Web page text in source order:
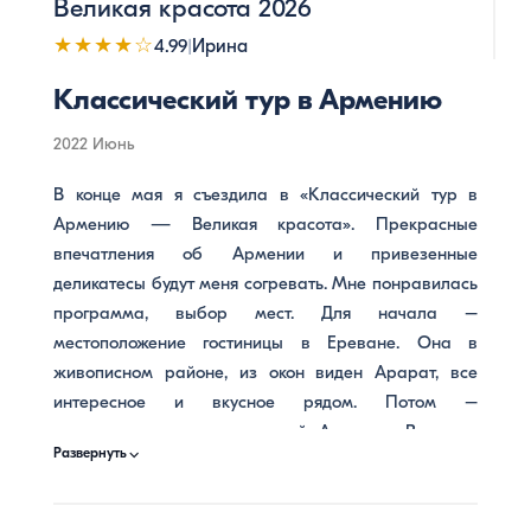
разноцветная, гостеприимная и вкусная Армения!
Мы обязательно вернемся сюда и проведем еще не
один день вместе с Барев Армения!
Великая красота 2026
★★★★☆4.99|Ирина
Классический тур в Армению
2022 Июнь
В конце мая я съездила в «Классический тур в
Армению — Великая красота». Прекрасные
впечатления об Армении и привезенные
деликатесы будут меня согревать. Мне понравилась
программа, выбор мест. Для начала –
местоположение гостиницы в Ереване. Она в
живописном районе, из окон виден Арарат, все
интересное и вкусное рядом. Потом –
достопримечательности самой Армении. В одном
туре посмотрели многое: Гегард, Гарни, Нораванк,
Развернуть⌵